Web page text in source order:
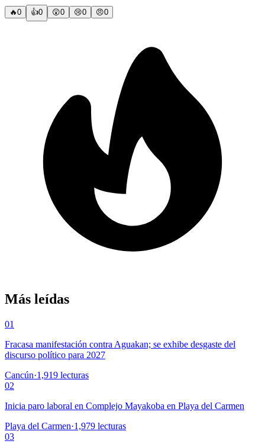
🔥0 👍0 😲0 😢0 😠0
Más leídas
01
Fracasa manifestación contra Aguakan; se exhibe desgaste del
discurso político para 2027
Cancún·1,919 lecturas
02
Inicia paro laboral en Complejo Mayakoba en Playa del Carmen
Playa del Carmen·1,979 lecturas
03